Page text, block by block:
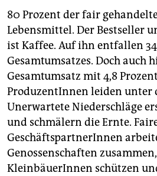
80 Prozent der fair
Lebensmittel. Der Bestseller
ist Kaffee. Auf ihn entfallen
Gesamtumsatzes. Doch auch
Gesamtumsatz mit 4,8
ProduzentInnen leiden unter
Unerwartete Niederschläge
und schmälern die Ernte.
GeschäftspartnerInnen
Genossenschaften
KleinbäuerInnen schützen